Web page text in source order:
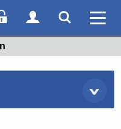
web
Acceso Socios
Acceso